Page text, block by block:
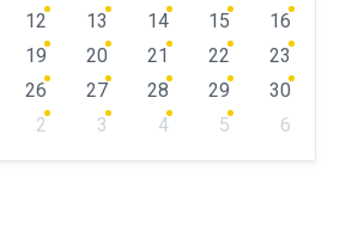
12 13 14 15
16
19 20 21 22
23
26 27 28 29
30
2 3 4 5
6